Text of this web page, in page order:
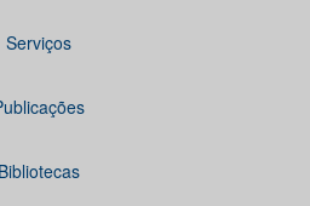
Serviços
Bibliotecas